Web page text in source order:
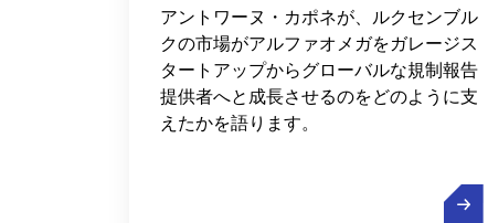
アントワーヌ・カポネが、ルクセンブル
クの市場がアルファオメガをガレージス
タートアップからグローバルな規制報告
提供者へと成長させるのをどのように支
えたかを語ります。
ルク